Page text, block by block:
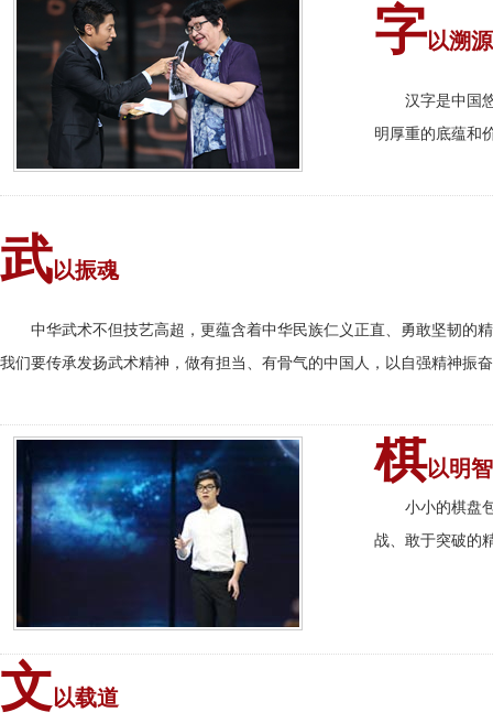
字以溯源
汉字是中国
明厚重的底蕴和
武以振魂
中华武术不但技艺高超，更蕴含着中华民族仁义正直、勇敢坚韧的
我们要传承发扬武术精神，做有担当、有骨气的中国人，以自强精神振
棋以明智
小小的棋盘
战、敢于突破的
文 以载道